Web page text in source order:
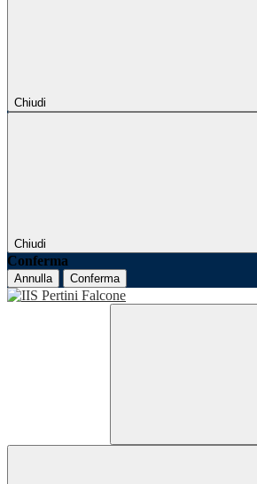
Chiudi
Chiudi
Conferma
Annulla Conferma